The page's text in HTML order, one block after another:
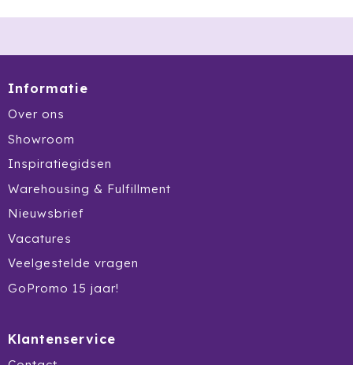
Informatie
Over ons
Showroom
Inspiratiegidsen
Warehousing & Fulfillment
Nieuwsbrief
Vacatures
Veelgestelde vragen
GoPromo 15 jaar!
Klantenservice